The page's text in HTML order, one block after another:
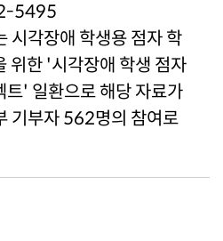
5495
시각장애 학생용 점자 학
위한 '시각장애 학생 점자
트' 일환으로 해당 자료가
기부자 562명의 참여로